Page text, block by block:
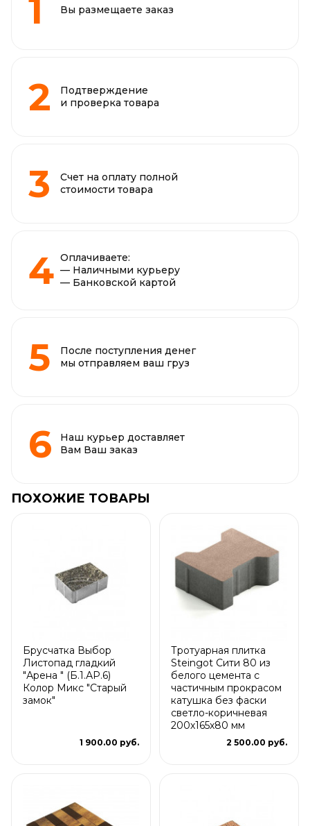
Вы размещаете заказ
Подтверждение
и проверка товара
Счет на оплату полной
стоимости товара
Оплачиваете:
— Наличными курьеру
— Банковской картой
После поступления денег
мы отправляем ваш груз
Наш курьер доставляет
Вам Ваш заказ
ПОХОЖИЕ ТОВАРЫ
Брусчатка Выбор
Листопад гладкий
"Арена " (Б.1.АР.6)
Колор Микс "Старый
замок"
1 900.00 руб.
Тротуарная плитка
Steingot Сити 80 из
белого цемента с
частичным прокрасом
катушка без фаски
светло-коричневая
200х165х80 мм
2 500.00 руб.